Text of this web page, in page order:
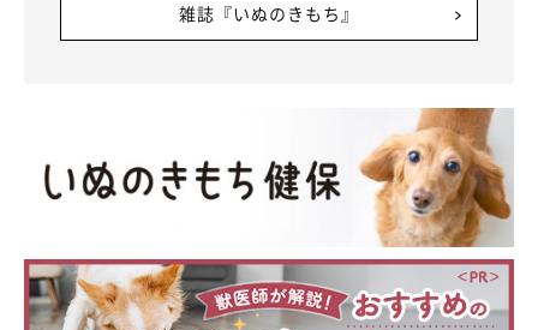
雑誌『いぬのきもち』